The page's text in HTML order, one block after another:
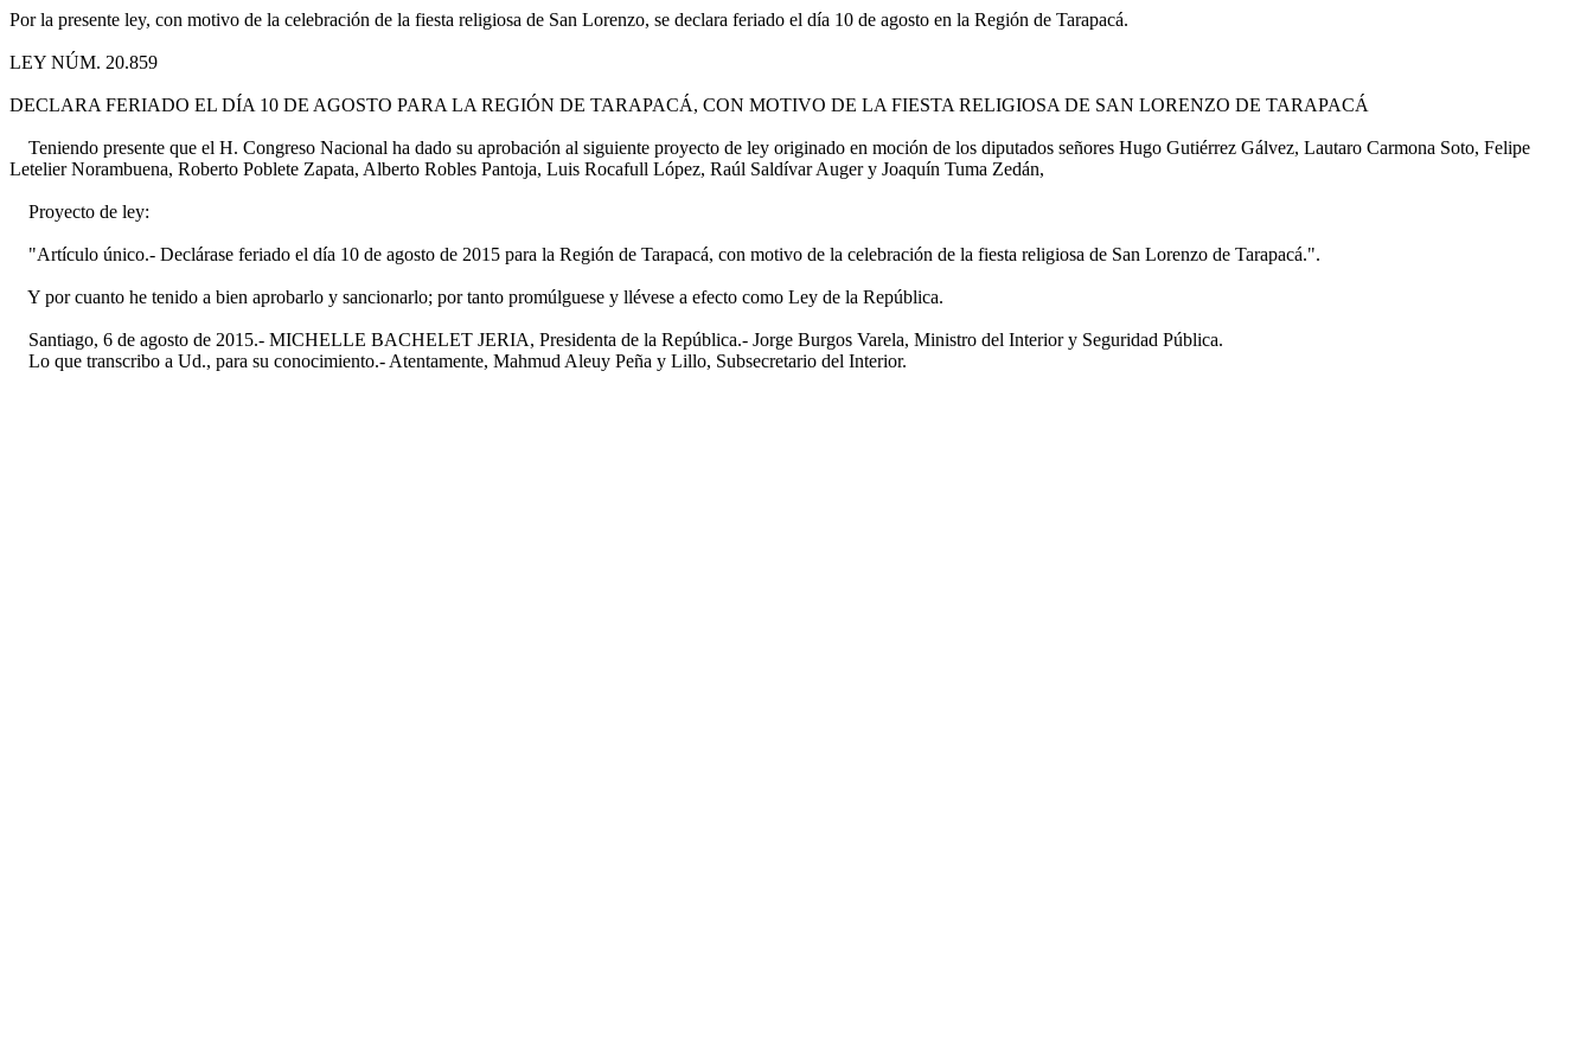
Por la presente ley, con motivo de la celebración de la fiesta religiosa de San Lorenzo, se declara feriado el día 10 de agosto en la Región de Tarapacá.
LEY NÚM. 20.859
DECLARA FERIADO EL DÍA 10 DE AGOSTO PARA LA REGIÓN DE TARAPACÁ, CON MOTIVO DE LA FIESTA RELIGIOSA DE SAN LORENZO DE TARAPACÁ
Teniendo presente que el H. Congreso Nacional ha dado su aprobación al siguiente proyecto de ley originado en moción de los diputados señores Hugo Gutiérrez Gálvez, Lautaro Carmona Soto, Felipe
Letelier Norambuena, Roberto Poblete Zapata, Alberto Robles Pantoja, Luis Rocafull López, Raúl Saldívar Auger y Joaquín Tuma Zedán,
Proyecto de ley:
"Artículo único.- Declárase feriado el día 10 de agosto de 2015 para la Región de Tarapacá, con motivo de la celebración de la fiesta religiosa de San Lorenzo de Tarapacá.".
Y por cuanto he tenido a bien aprobarlo y sancionarlo; por tanto promúlguese y llévese a efecto como Ley de la República.
Santiago, 6 de agosto de 2015.- MICHELLE BACHELET JERIA, Presidenta de la República.- Jorge Burgos Varela, Ministro del Interior y Seguridad Pública.
Lo que transcribo a Ud., para su conocimiento.- Atentamente, Mahmud Aleuy Peña y Lillo, Subsecretario del Interior.